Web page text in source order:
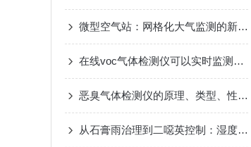
微型空气站：网格化大气监测的新时代
在线voc气体检测仪可以实时监测空气中的VOC浓度
恶臭气体检测仪的原理、类型、性能和使用方法
从石膏雨治理到二噁英控制：湿度监测的环保价值链重构